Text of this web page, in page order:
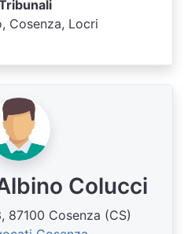
Cosenza, Locri
Colucci
87100 Cosenza (CS)